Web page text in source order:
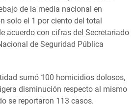
de la media nacional en
solo el 1 por ciento del total
acuerdo con cifras del Secretariado
de Seguridad Pública
sumó 100 homicidios dolosos,
disminución respecto al mismo
se reportaron 113 casos.